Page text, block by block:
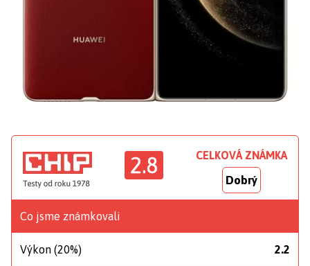
2.8 CELKOVÁ ZNÁMKA
Dobrý
Co jsme známkovali
Výkon (20%) 2.2